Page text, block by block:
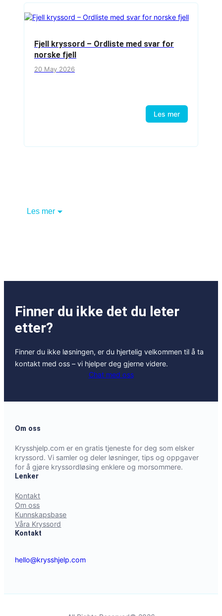
Fjell kryssord – Ordliste med svar for
norske fjell
20 May 2026
Les mer
Les mer
Finner du ikke det du leter
etter?
Finner du ikke løsningen, er du hjertelig velkommen til å ta
kontakt med oss – vi hjelper deg gjerne videre.
Chat med oss
Om oss
Krysshjelp.com er en gratis tjeneste for deg som elsker
kryssord. Vi samler og deler løsninger, tips og oppgaver
for å gjøre kryssordløsing enklere og morsommere.
Lenker
Kontakt
Om oss
Kunnskapsbase
Våra Kryssord
Kontakt
hello@krysshjelp.com